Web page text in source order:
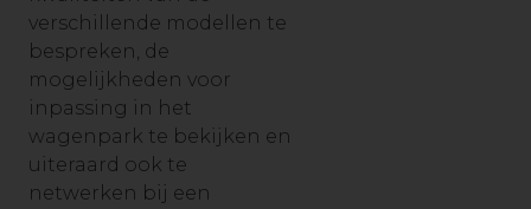
verschillende modellen te
bespreken, de
mogelijkheden voor
inpassing in het
wagenpark te bekijken en
uiteraard ook te
netwerken bij een